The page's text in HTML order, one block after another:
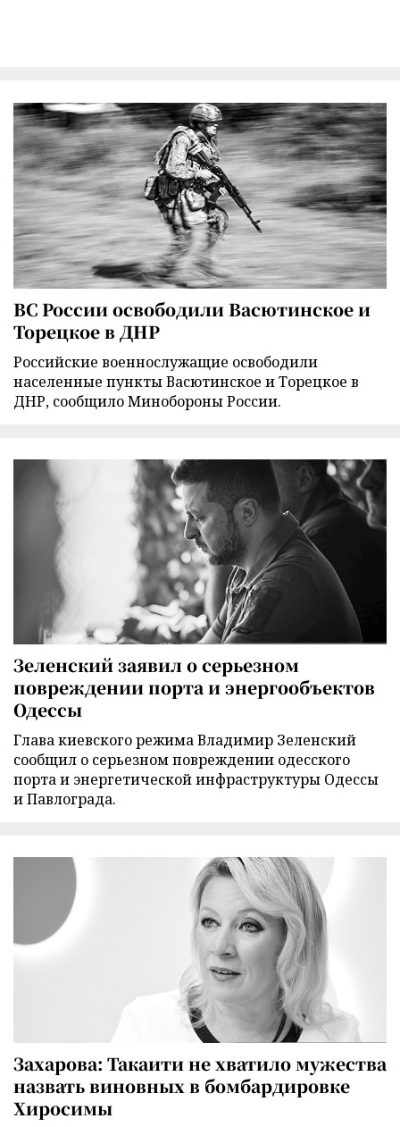
ВС России освободили Васютинское и
Торецкое в ДНР
Российские военнослужащие освободили
населенные пункты Васютинское и Торецкое в
ДНР, сообщило Минобороны России.
Зеленский заявил о серьезном
повреждении порта и энергообъектов
Одессы
Глава киевского режима Владимир Зеленский
сообщил о серьезном повреждении одесского
порта и энергетической инфраструктуры Одессы
и Павлограда.
Захарова: Такаити не хватило мужества
назвать виновных в бомбардировке
Хиросимы